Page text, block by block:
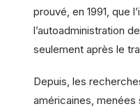
prouvé, en 1991, que
l’autoadministration
seulement après le
Depuis, les
américaines, menées